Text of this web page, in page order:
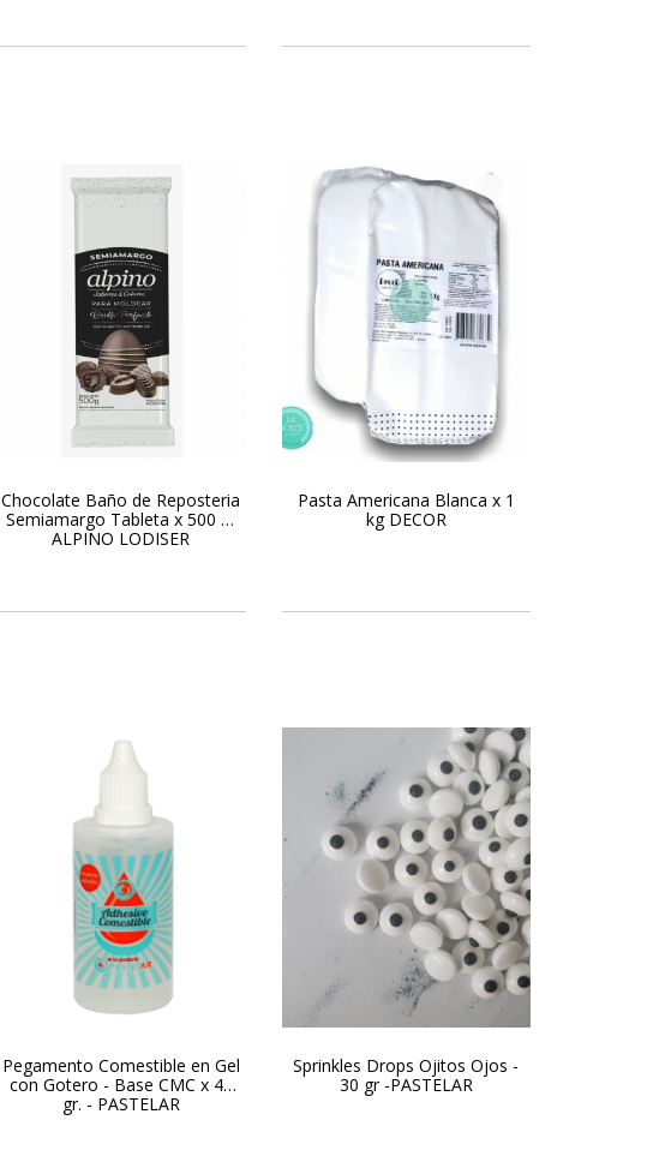
Chocolate Baño de Reposteria
Semiamargo Tableta x 500 gr
ALPINO LODISER
Pasta Americana Blanca x 1
kg DECOR
Pegamento Comestible en Gel
con Gotero - Base CMC x 45
gr. - PASTELAR
Sprinkles Drops Ojitos Ojos -
30 gr -PASTELAR